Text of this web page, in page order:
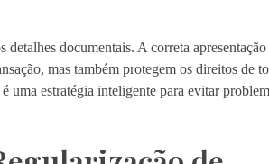
documentais. A correta apresentação
mas também protegem os direitos de
uma estratégia inteligente para evitar